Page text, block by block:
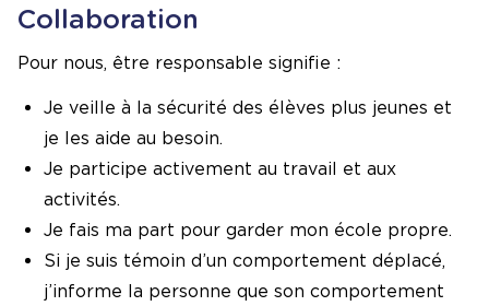
Collaboration
Pour nous, être responsable signifie :
Je veille à la sécurité des élèves plus jeunes et
je les aide au besoin.
Je participe activement au travail et aux
activités.
Je fais ma part pour garder mon école propre.
Si je suis témoin d’un comportement déplacé,
j’informe la personne que son comportement